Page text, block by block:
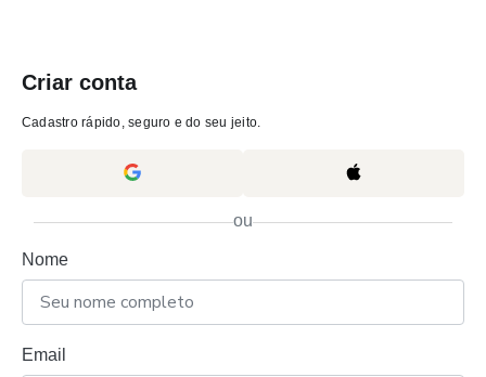
Criar conta
Cadastro rápido, seguro e do seu jeito.
ou
Nome
Email